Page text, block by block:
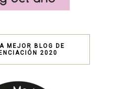
MEJOR BLOG DE
2020